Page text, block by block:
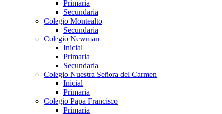
Primaria
Secundaria
Colegio Montealto
Secundaria
Colegio Newman
Inicial
Primaria
Secundaria
Colegio Nuestra Señora del Carmen
Inicial
Primaria
Colegio Papa Francisco
Primaria